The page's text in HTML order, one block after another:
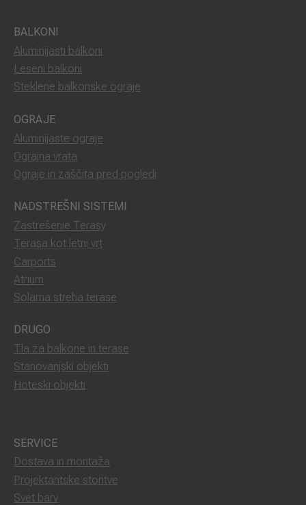
BALKONI
Aluminijasti balkoni
Leseni balkoni
Steklene balkonske ograje
OGRAJE
Aluminijaste ograje
Ograjna vrata
Ograje in zaščita pred pogledi
NADSTREŠNI SISTEMI
Zastrešenie Terasy
Terasa kot letni vrt
Carports
Atrium
Solarna streha terase
DRUGO
Tla za balkone in terase
Stanovanjski objekti
Hoteski objekti
SERVICE
Dostava in montaža
Projektantske storitve
Svet barv